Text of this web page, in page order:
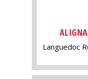
Languedoc